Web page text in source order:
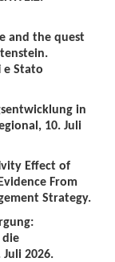
and the quest
e Stato
in
10. Juli
Effect of
From
Strategy.
2026.